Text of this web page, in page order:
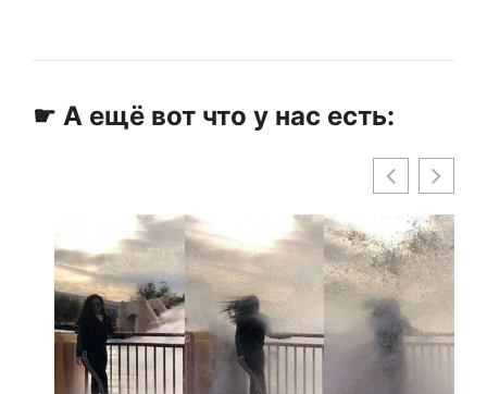
☛ А ещё вот что у нас есть: